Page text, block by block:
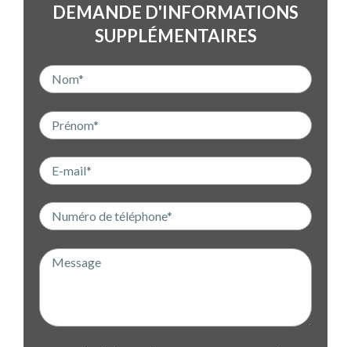
DEMANDE D'INFORMATIONS
SUPPLÉMENTAIRES